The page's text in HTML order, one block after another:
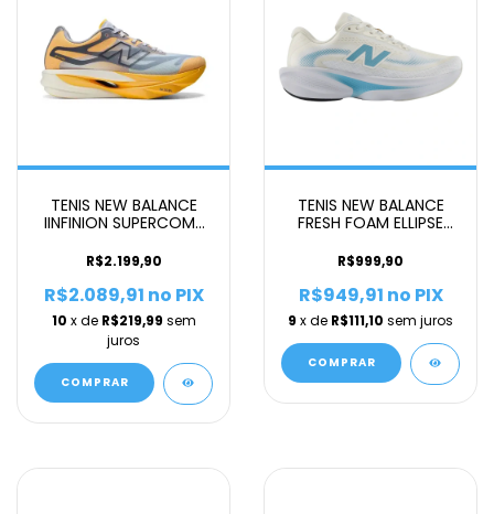
TENIS NEW BALANCE
IINFINION SUPERCOMP
LARANJA
R$2.199,90
10 x de R$219,99 sem
juros
R$2.089,91 no PIX
COMPRAR
TENIS NEW BALANCE
FRESH FOAM ELLIPSE
R$999,90
9 x de R$111,10 sem juros
R$949,91 no PIX
COMPRAR